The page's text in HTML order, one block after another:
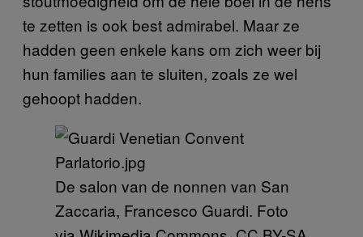
te zetten is ook best admirabel. Maar ze
hadden geen enkele kans om zich weer bij
hun families aan te sluiten, zoals ze wel
gehoopt hadden.
De salon van de nonnen van San
Zaccaria, Francesco Guardi. Foto